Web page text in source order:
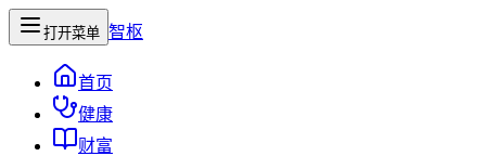
打开菜单 智枢
首页
健康
财富